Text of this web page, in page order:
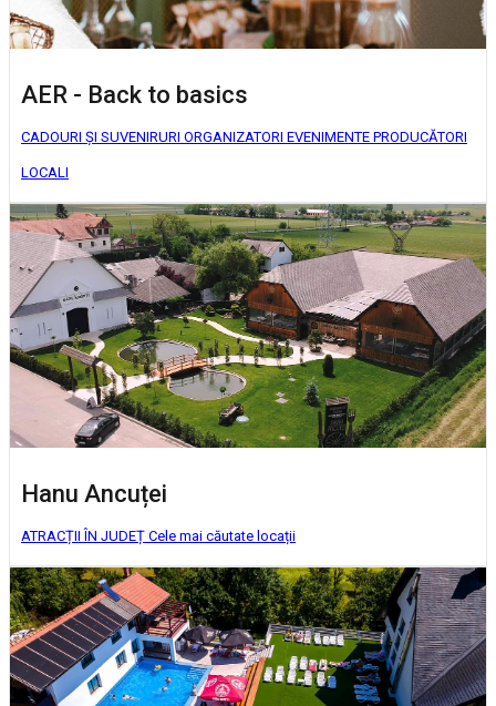
AER - Back to basics
CADOURI ȘI SUVENIRURI ORGANIZATORI EVENIMENTE PRODUCĂTORI
LOCALI
Hanu Ancuței
ATRACȚII ÎN JUDEȚ Cele mai căutate locații